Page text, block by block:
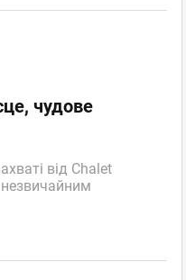
чудове
від Chalet